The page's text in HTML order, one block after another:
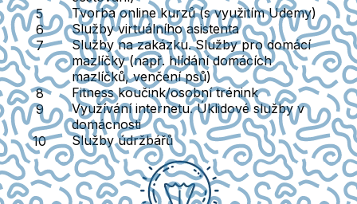
Tvorba online kurzů(s využitím Udemy)
Služby virtuálního asistenta
Služby na zakázku. Služby pro domácí
mazlíčky(např. hlídání domácích
mazlíčků, venčení psů)
Fitness koučink/osobní trénink
Využívání internetu. Úklidové služby v
domácnosti
Služby údržbářů